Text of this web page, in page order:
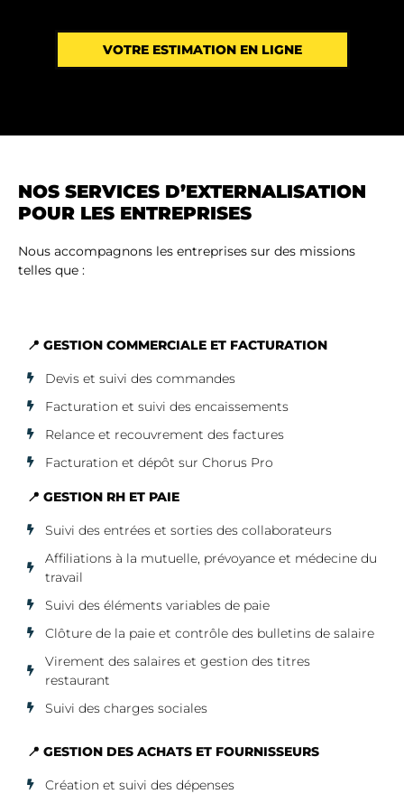
VOTRE ESTIMATION EN LIGNE
NOS SERVICES D’EXTERNALISATION
POUR LES ENTREPRISES
Nous accompagnons les entreprises sur des missions
telles que :
📍 GESTION COMMERCIALE ET FACTURATION
Devis et suivi des commandes
Facturation et suivi des encaissements
Relance et recouvrement des factures
Facturation et dépôt sur Chorus Pro
📍 GESTION RH ET PAIE
Suivi des entrées et sorties des collaborateurs
Affiliations à la mutuelle, prévoyance et médecine du
travail
Suivi des éléments variables de paie
Clôture de la paie et contrôle des bulletins de salaire
Virement des salaires et gestion des titres
restaurant
Suivi des charges sociales
📍 GESTION DES ACHATS ET FOURNISSEURS
Création et suivi des dépenses